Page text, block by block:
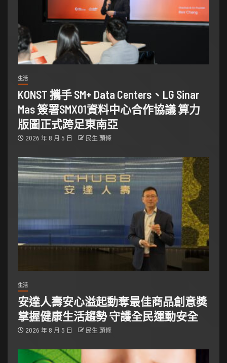
生活
KONST 攜手 SM+ Data Centers、LG Sinar
Mas 簽署SMX01資料中心合作協議 算力
版圖正式跨足東南亞
2026 年 8 月 5 日 民生 頭條
生活
安達人壽安心溢起動奪最佳商品創意獎
掌握健康生活趨勢 守護全民運動安全
2026 年 8 月 5 日 民生 頭條